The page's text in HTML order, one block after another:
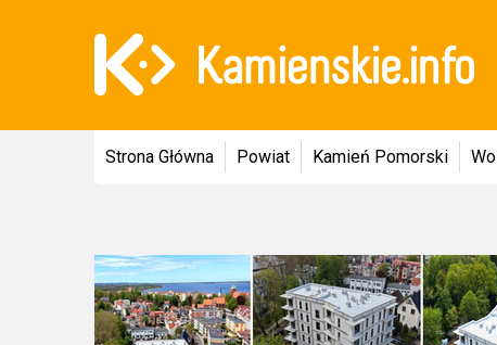
Strona Główna Powiat Kamień Pomorski